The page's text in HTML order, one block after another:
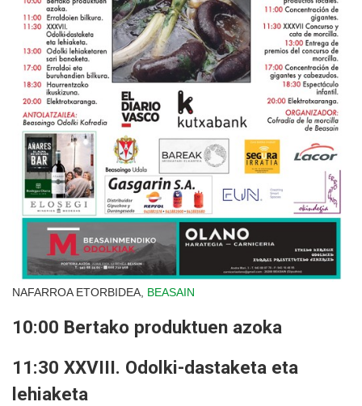
NAFARROA ETORBIDEA, BEASAIN
10:00 Bertako produktuen azoka
11:30 XXVIII. Odolki-dastaketa eta
lehiaketa